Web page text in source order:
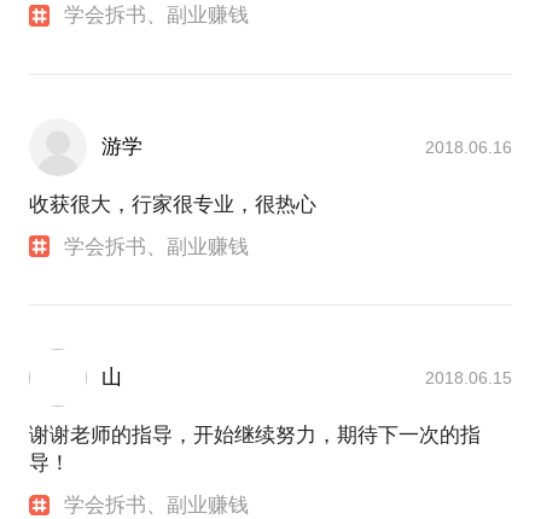
学会拆书、副业赚钱
游学 2018.06.16
收获很大，行家很专业，很热心
学会拆书、副业赚钱
山 2018.06.15
谢谢老师的指导，开始继续努力，期待下一次的指
导！
学会拆书、副业赚钱